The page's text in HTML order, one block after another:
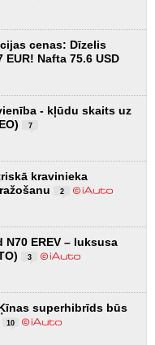
cenas: Dīzelis
Nafta 75.6 USD
- kļūdu skaits uz
7
kravinieka
2
N70 EREV – luksusa
3
superhibrīds būs
10